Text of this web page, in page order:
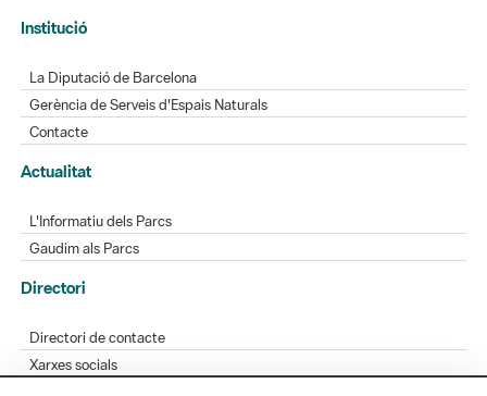
Institució
La Diputació de Barcelona
Gerència de Serveis d'Espais Naturals
Contacte
Actualitat
L'Informatiu dels Parcs
Gaudim als Parcs
Directori
Directori de contacte
Xarxes socials